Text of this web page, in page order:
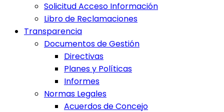
Solicitud Acceso Información
Libro de Reclamaciones
Transparencia
Documentos de Gestión
Directivas
Planes y Políticas
Informes
Normas Legales
Acuerdos de Concejo